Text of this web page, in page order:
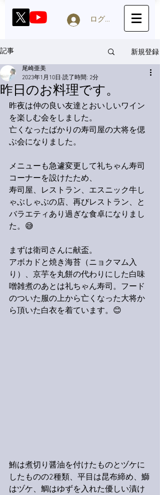
ログイン
記事 新規登録
昨日のお料理です。
尾崎亜美
2023年1月10日 読了時間: 2分
昨夜は仲の良い友達とおいしいワイン
を楽しむ会をしました。
亡くなったばかりの寿司屋の大将を偲
ぶ会になりました。
メニューも急遽変更して礼ちゃん寿司
コーナーを設けたため、
寿司屋、レストラン、エスニック牛し
ゃぶしゃぶの店、再びレストラン、と
バラエティあり過ぎな食卓になりまし
た。😅
まずは衛司さんに献盃。
アボカドと焼き海苔（ニョクマム入
り）、京芋を丸餅の代わりにした白味
噌雑煮のあとは礼ちゃん寿司。フード
のついた服の上から亡くなった大将か
ら頂いた白衣を着ています。😊
鮪は煮切り醤油を付けたものとヅケに
したものの2種類、平目は昆布締め、鰤
はヅケ、鯛はゆずを入れた優しい漬け